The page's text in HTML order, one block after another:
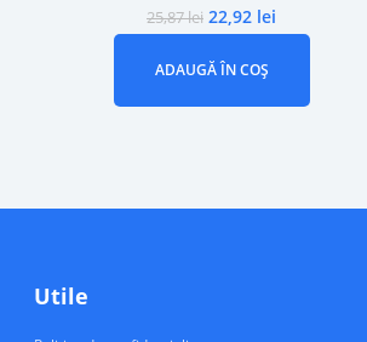
25,87lei 22,92 lei
ADAUGĂ ÎN COȘ
Utile